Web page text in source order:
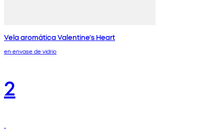
Vela aromática Valentine's Heart
en envase de vidrio
2